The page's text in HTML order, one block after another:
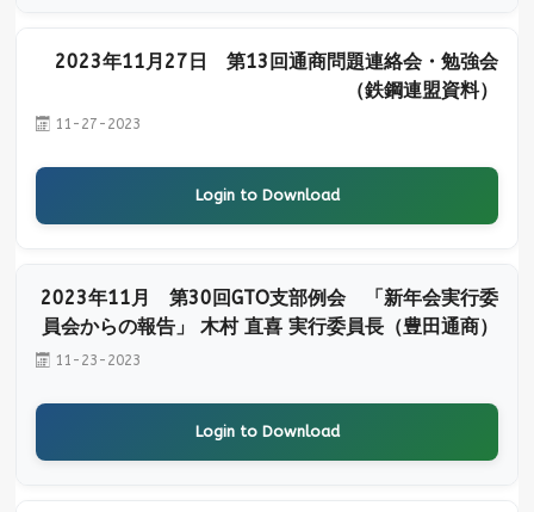
2023年11月27日 第13回通商問題連絡会・勉強会
（鉄鋼連盟資料）
11-27-2023
Login to Download
2023年11月 第30回GTO支部例会 「新年会実行委
員会からの報告」 木村 直喜 実行委員長（豊田通商）
11-23-2023
Login to Download